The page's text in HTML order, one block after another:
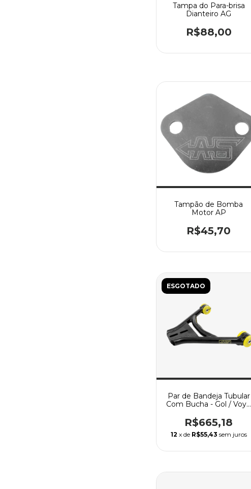
Tampa do Para-brisa
Dianteiro AG
R$88,00
Tampão de Bomba
Motor AP
R$45,70
ESGOTADO
Par de Bandeja Tubular
Com Bucha - Gol / Voy /
Todos
R$665,18
12 x de R$55,43 sem juros